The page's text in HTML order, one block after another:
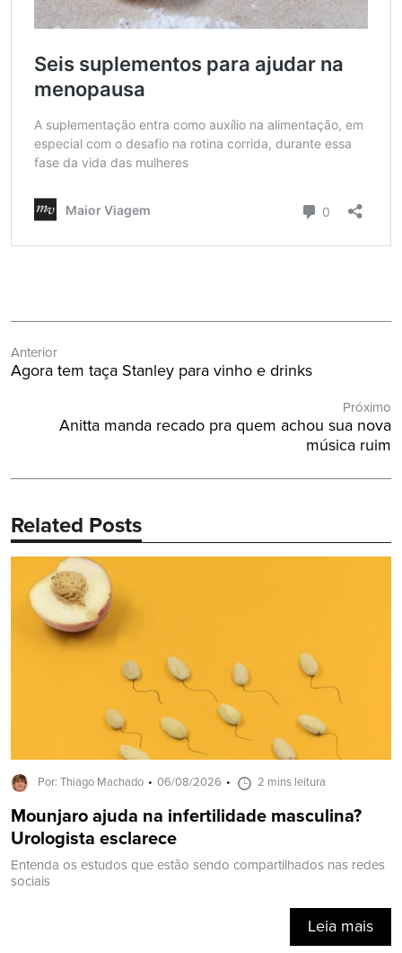
de
Post
Anterior
Post
Agora tem taça Stanley para vinho e drinks
Próximo
Próximo
Anitta manda recado pra quem achou sua nova
música ruim
Related Posts
Por: Thiago Machado 06/08/2026 2 mins leitura
Mounjaro ajuda na infertilidade masculina?
Urologista esclarece
Entenda os estudos que estão sendo compartilhados nas redes
sociais
Leia mais